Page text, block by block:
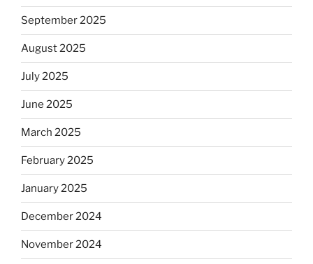
September 2025
August 2025
July 2025
June 2025
March 2025
February 2025
January 2025
December 2024
November 2024